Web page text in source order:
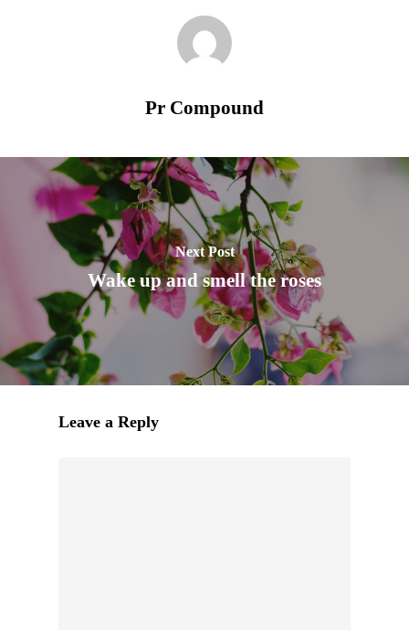
Pr Compound
Next Post
Wake up and smell the roses
Leave a Reply
Home
Chi siamo
Laboratorio
Prodotti
Contatti